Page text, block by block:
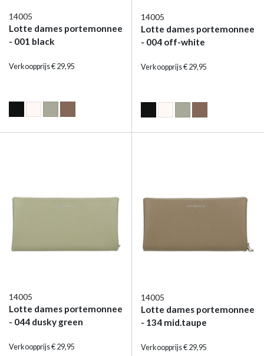
14005
Lotte dames portemonnee
- 001 black
Verkoopprijs € 29,95
14005
Lotte dames portemonnee
- 004 off-white
Verkoopprijs € 29,95
14005
Lotte dames portemonnee
- 044 dusky green
Verkoopprijs € 29,95
14005
Lotte dames portemonnee
- 134 mid.taupe
Verkoopprijs € 29,95